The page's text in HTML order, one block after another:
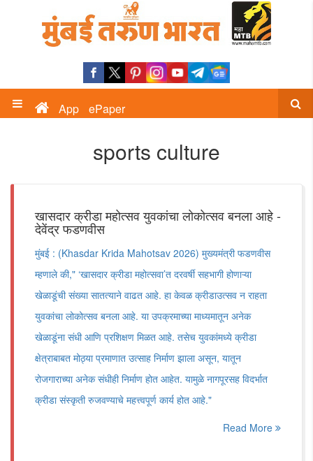
App ePaper
sports culture
खासदार क्रीडा महोत्सव युवकांचा लोकोत्सव बनला आहे -
देवेंद्र फडणवीस
मुंबई : (Khasdar Krida Mahotsav 2026) मुख्यमंत्री फडणवीस
म्हणाले की," ‘खासदार क्रीडा महोत्सवा’त दरवर्षी सहभागी होणाऱ्या
खेळाडूंची संख्या सातत्याने वाढत आहे. हा केवळ क्रीडाउत्सव न राहता
युवकांचा लोकोत्सव बनला आहे. या उपक्रमाच्या माध्यमातून अनेक
खेळाडूंना संधी आणि प्रशिक्षण मिळत आहे. तसेच युवकांमध्ये क्रीडा
क्षेत्राबाबत मोठ्या प्रमाणात उत्साह निर्माण झाला असून, यातून
रोजगाराच्या अनेक संधीही निर्माण होत आहेत. यामुळे नागपूरसह विदर्भात
क्रीडा संस्कृती रुजवण्याचे महत्त्वपूर्ण कार्य होत आहे."
Read More